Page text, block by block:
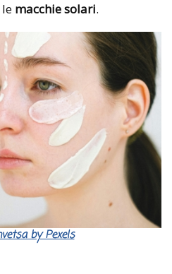
macchie solari.
by Pexels